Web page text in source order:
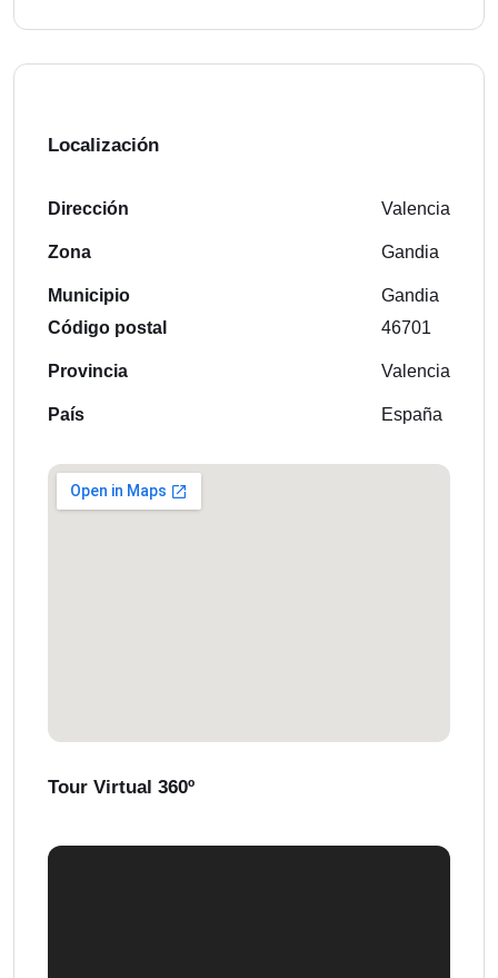
Localización
Dirección
Zona
Municipio
Valencia
Gandia
Gandia
Código postal
Provincia
País
46701
Valencia
España
Tour Virtual 360º